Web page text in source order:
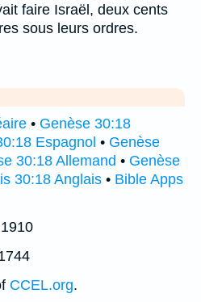
faire Israël, deux cents
sous leurs ordres.
• Genèse 30:18
Espagnol • Genèse
30:18 Allemand • Genèse
30:18 Anglais • Bible Apps
CCEL.org.